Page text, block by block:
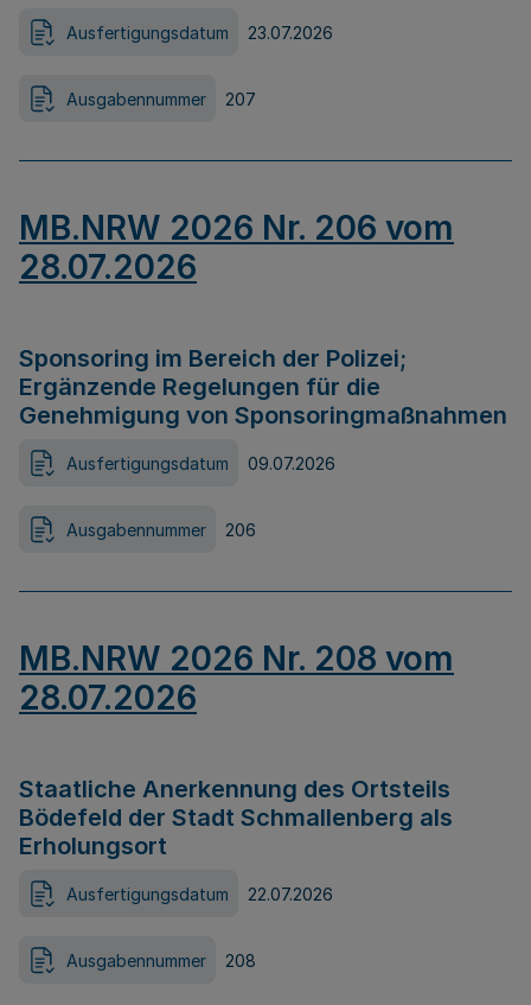
Ausfertigungsdatum 23.07.2026
Ausgabennummer 207
MB.NRW 2026 Nr. 206 vom
28.07.2026
Sponsoring im Bereich der Polizei;
Ergänzende Regelungen für die
Genehmigung von Sponsoringmaßnahmen
Ausfertigungsdatum 09.07.2026
Ausgabennummer 206
MB.NRW 2026 Nr. 208 vom
28.07.2026
Staatliche Anerkennung des Ortsteils
Bödefeld der Stadt Schmallenberg als
Erholungsort
Ausfertigungsdatum 22.07.2026
Ausgabennummer 208